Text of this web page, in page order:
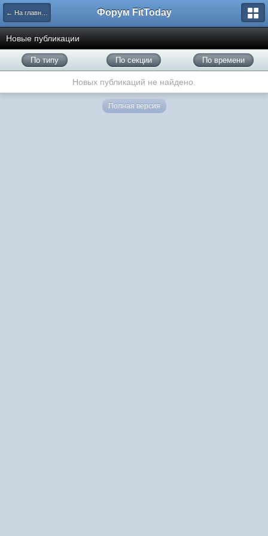
← На главную Форум FitToday
Новые публикации
По типу По секции По времени
Новых публикаций не найдено.
Полная версия